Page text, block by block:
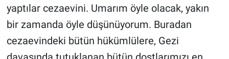
yaptılar cezaevini. Umarım öyle olacak, yakın
bir zamanda öyle düşünüyorum. Buradan
cezaevindeki bütün hükümlülere, Gezi